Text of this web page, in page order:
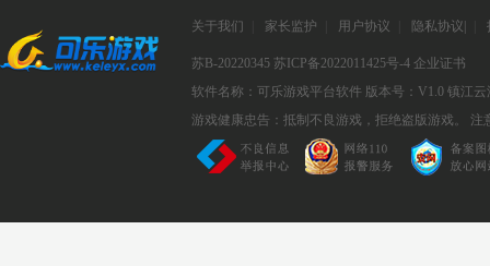
关于我们 家长监护 用户协议 隐私协议
苏B-20220345 苏ICP备2022011425号-4 企业证书
软件名称：可乐游戏平台软件 版本号：V1.0 镇江云
游戏健康忠告：抵制不良游戏，拒绝盗版游戏。